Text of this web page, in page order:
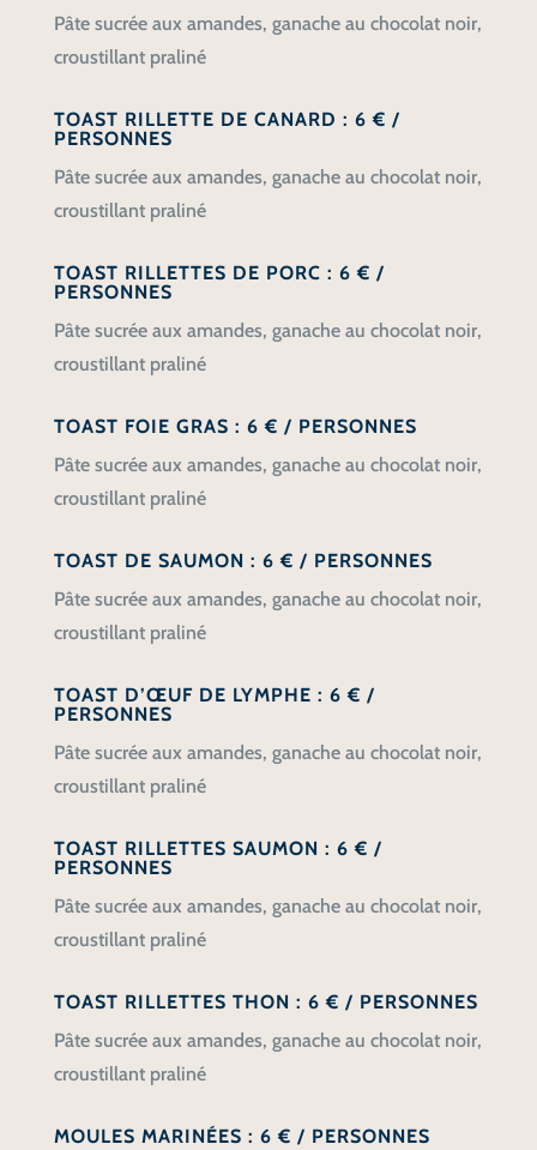
Pâte sucrée aux amandes, ganache au chocolat noir,
croustillant praliné
TOAST RILLETTE DE CANARD : 6 € /
PERSONNES
Pâte sucrée aux amandes, ganache au chocolat noir,
croustillant praliné
TOAST RILLETTES DE PORC : 6 € /
PERSONNES
Pâte sucrée aux amandes, ganache au chocolat noir,
croustillant praliné
TOAST FOIE GRAS : 6 € / PERSONNES
Pâte sucrée aux amandes, ganache au chocolat noir,
croustillant praliné
TOAST DE SAUMON : 6 € / PERSONNES
Pâte sucrée aux amandes, ganache au chocolat noir,
croustillant praliné
TOAST D’ŒUF DE LYMPHE : 6 € /
PERSONNES
Pâte sucrée aux amandes, ganache au chocolat noir,
croustillant praliné
TOAST RILLETTES SAUMON : 6 € /
PERSONNES
Pâte sucrée aux amandes, ganache au chocolat noir,
croustillant praliné
TOAST RILLETTES THON : 6 € / PERSONNES
Pâte sucrée aux amandes, ganache au chocolat noir,
croustillant praliné
MOULES MARINÉES : 6 € / PERSONNES